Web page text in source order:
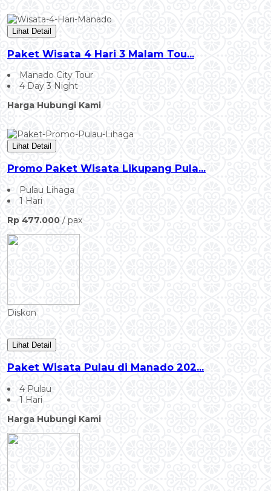
Lihat Detail
Paket Wisata 4 Hari 3 Malam Tou...
Manado City Tour
4 Day 3 Night
Harga Hubungi Kami
Lihat Detail
Promo Paket Wisata Likupang Pula...
Pulau Lihaga
1 Hari
Rp 477.000 / pax
Diskon
Lihat Detail
Paket Wisata Pulau di Manado 202...
4 Pulau
1 Hari
Harga Hubungi Kami